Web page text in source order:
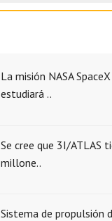
La misión NASA
estudiará ..
Se cree que 3I/ATLAS
millone..
Sistema de propulsión